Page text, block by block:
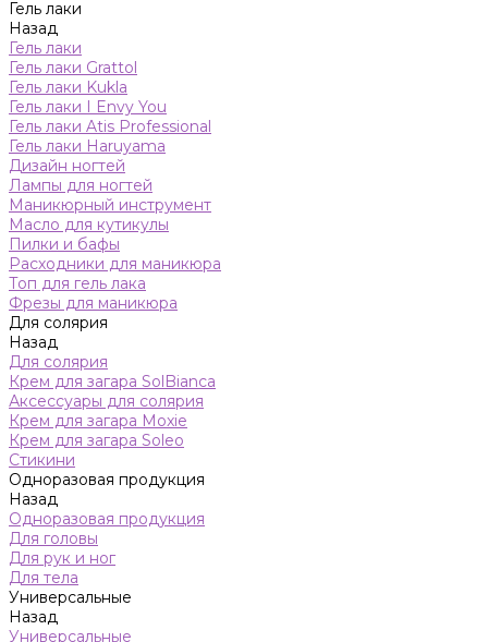
Гель лаки
Назад
Гель лаки
Гель лаки Grattol
Гель лаки Kukla
Гель лаки I Envy You
Гель лаки Atis Professional
Гель лаки Haruyama
Дизайн ногтей
Лампы для ногтей
Маникюрный инструмент
Масло для кутикулы
Пилки и бафы
Расходники для маникюра
Топ для гель лака
Фрезы для маникюра
Для солярия
Назад
Для солярия
Крем для загара SolBianca
Аксессуары для солярия
Крем для загара Moxie
Крем для загара Soleo
Стикини
Одноразовая продукция
Назад
Одноразовая продукция
Для головы
Для рук и ног
Для тела
Универсальные
Назад
Универсальные